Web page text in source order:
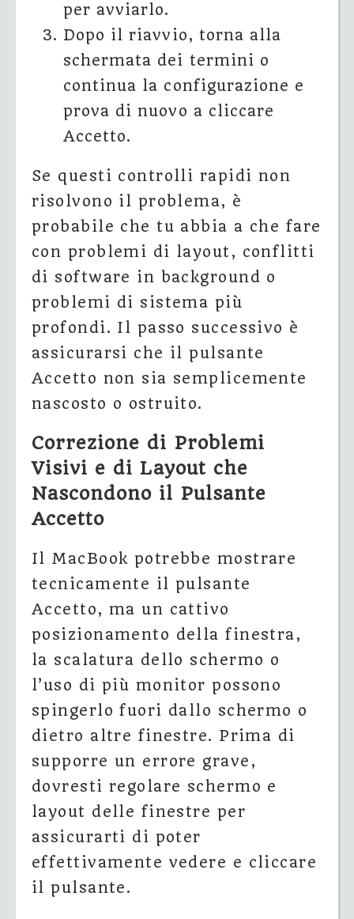
per avviarlo.
Dopo il riavvio, torna alla
schermata dei termini o
continua la configurazione e
prova di nuovo a cliccare
Accetto.
Se questi controlli rapidi non
risolvono il problema, è
probabile che tu abbia a che fare
con problemi di layout, conflitti
di software in background o
problemi di sistema più
profondi. Il passo successivo è
assicurarsi che il pulsante
Accetto non sia semplicemente
nascosto o ostruito.
Correzione di Problemi
Visivi e di Layout che
Nascondono il Pulsante
Accetto
Il MacBook potrebbe mostrare
tecnicamente il pulsante
Accetto, ma un cattivo
posizionamento della finestra,
la scalatura dello schermo o
l’uso di più monitor possono
spingerlo fuori dallo schermo o
dietro altre finestre. Prima di
supporre un errore grave,
dovresti regolare schermo e
layout delle finestre per
assicurarti di poter
effettivamente vedere e cliccare
il pulsante.